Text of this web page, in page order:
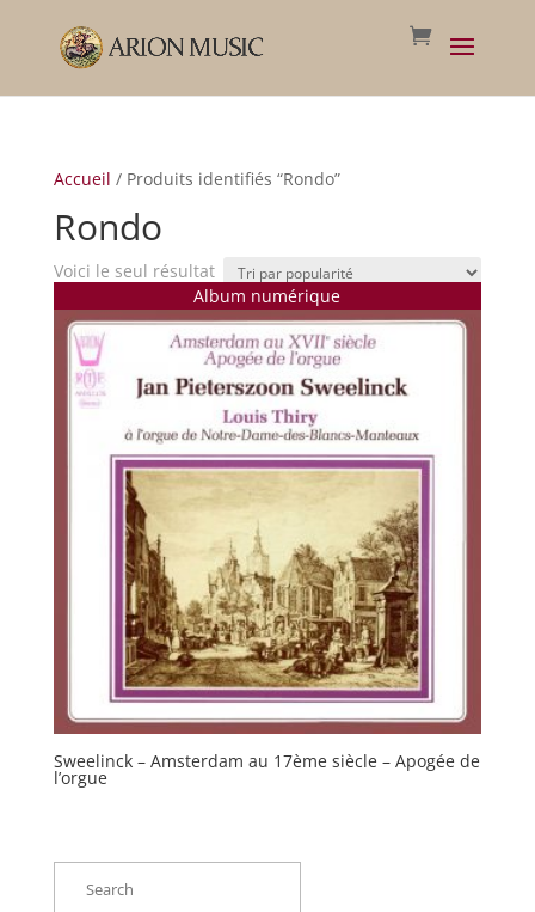
Accueil / Produits identifiés “Rondo”
Rondo
Voici le seul résultat
Album numérique
Sweelinck – Amsterdam au 17ème siècle – Apogée de
l’orgue